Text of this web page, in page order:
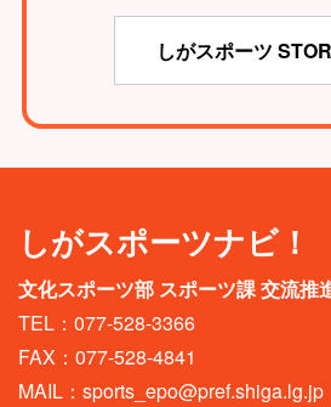
しがスポーツ
しがスポーツナビ！
文化スポーツ部 スポーツ課 交流推
TEL：077-528-3366
FAX：077-528-4841
MAIL： sports_epo@pref.shiga.lg.jp